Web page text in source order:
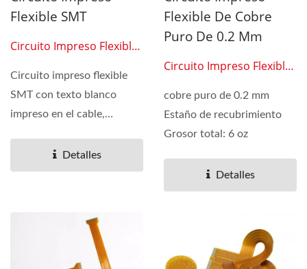
Flexible SMT
Circuito Impreso Flexible
Circuito impreso flexible
SMT con texto blanco
impreso en el cable,
Detalles
Flexible De Cobre
Puro De 0.2 Mm
Circuito Impreso Flexible
cobre puro de 0.2 mm
Estaño de recubrimiento
Grosor total: 6 oz
Detalles